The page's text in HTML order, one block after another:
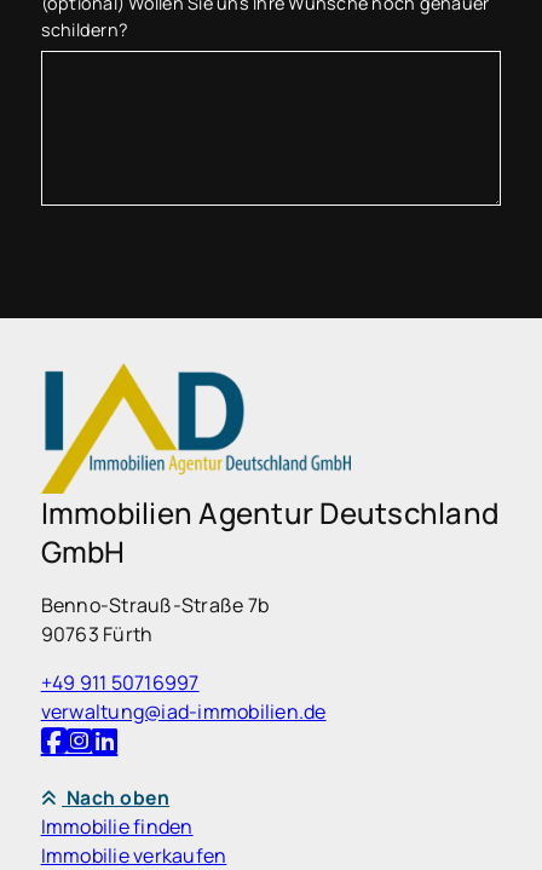
schildern?
Immobilien Agentur Deutschland
GmbH
Benno-Strauß-Straße 7b
90763 Fürth
+49 911 50716997
verwaltung@iad-immobilien.de
Nach oben
Immobilie finden
Immobilie verkaufen